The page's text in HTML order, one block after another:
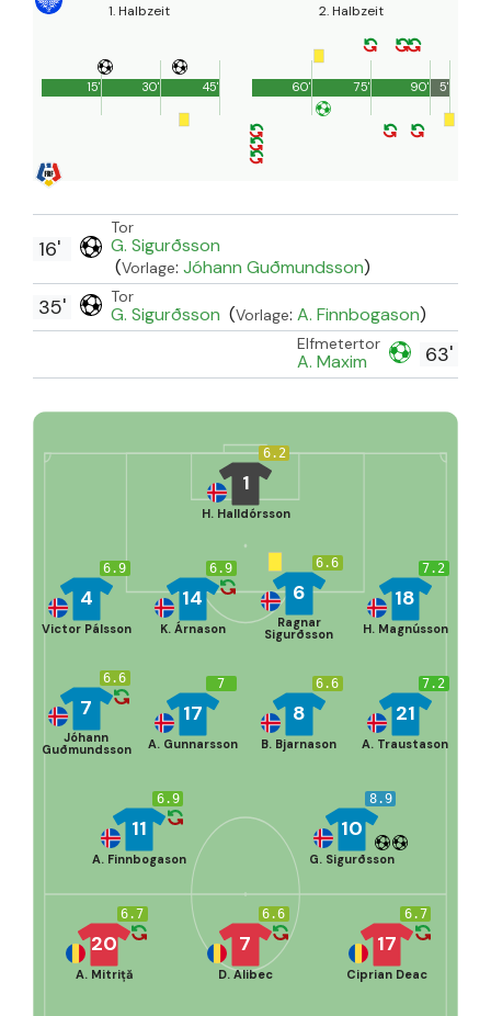
1. Halbzeit
45'
15' 30'
2. Halbzeit
90'
60' 75' 5'
Tor
G. Sigurðsson
(Vorlage: Jóhann Guðmundsson)
16'
Tor
G. Sigurðsson (Vorlage: A. Finnbogason)
35'
63'
Elfmetertor
A. Maxim
6.2
1
H. Halldórsson
7.2
18
H. Magnússon
6.6
6
Ragnar
Sigurðsson
6.9
14
K. Árnason
6.9
4
Victor Pálsson
7.2
21
A. Traustason
6.6
8
B. Bjarnason
7
17
A. Gunnarsson
6.6
7
Jóhann
Guðmundsson
8.9
10
G. Sigurðsson
6.9
11
A. Finnbogason
6.7
20
A. Mitriță
6.6
7
D. Alibec
6.7
17
Ciprian Deac